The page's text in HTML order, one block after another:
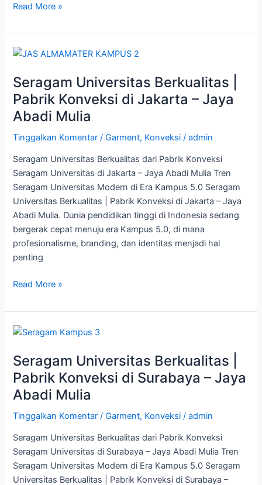
Read More »
Seragam Universitas Berkualitas |
Pabrik Konveksi di Jakarta – Jaya
Abadi Mulia
Tinggalkan Komentar /Garment, Konveksi /admin
Seragam Universitas Berkualitas dari Pabrik Konveksi
Seragam Universitas di Jakarta – Jaya Abadi Mulia Tren
Seragam Universitas Modern di Era Kampus 5.0 Seragam
Universitas Berkualitas | Pabrik Konveksi di Jakarta – Jaya
Abadi Mulia. Dunia pendidikan tinggi di Indonesia sedang
bergerak cepat menuju era Kampus 5.0, di mana
profesionalisme, branding, dan identitas menjadi hal
penting
Seragam
Berkualitas
|
Pabrik
Konveksi
di
–
Jaya
Abadi
Mulia
Read More »
Seragam Universitas Berkualitas |
Pabrik Konveksi di Surabaya – Jaya
Abadi Mulia
Tinggalkan Komentar /Garment, Konveksi /admin
Seragam Universitas Berkualitas dari Pabrik Konveksi
Seragam Universitas di Surabaya – Jaya Abadi Mulia Tren
Seragam Universitas Modern di Era Kampus 5.0 Seragam
Universitas Berkualitas | Pabrik Konveksi di Surabaya –
Seragam
Berkualitas
|
Pabrik
Konveksi
di
–
Jaya
Abadi